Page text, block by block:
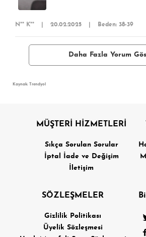
N** K** 20.02.2025 Beden: 38-39
Daha Fazla Yorum
Kaynak: Trendyol
MÜŞTERİ HİZMETLERİ
Sıkça Sorulan Sorular
İptal İade ve Değişim
İletişim
SÖZLEŞMELER
Gizlilik Politikası
Üyelik Sözleşmesi